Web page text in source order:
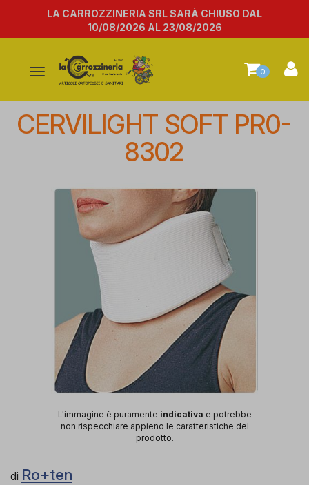
LA CARROZZINERIA SRL SARÀ CHIUSO DAL
10/08/2026 AL 23/08/2026
Attiva/disattiva
navigazione
0
CERVILIGHT SOFT PR0-
8302
L'immagine è puramente indicativa e potrebbe
non rispecchiare appieno le caratteristiche del
prodotto.
di Ro+ten